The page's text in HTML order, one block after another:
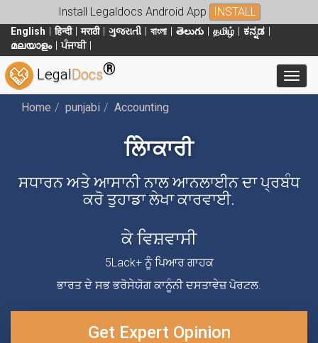
Install Legaldocs Android App INSTALL
English हिन्दी मराठी ગુજરાતી বাংলা తెలుగు தமிழ்
ಕನ್ನಡ
മലയാളം
ਪੰਜਾਬੀ
LegalDocs®
Home punjabi Accounting
ਲੇਿਾਕਾਰੀ
ਸਧਾਰਨ ਅਤੇ ਆਸਾਨੀ ਨਾਲ ਆਨਲਾਈਨ ਦਾ ਪ੍ਰਬੰਧ
ਕਰੋ ਤੁਹਾਡਾ ਲੇਖਾ ਕਾਰਵਾਈ.
ਕੇ ਵਿਸ਼ਵਾਸੀ
5Lack+ ਨੂੰ ਪਿਆਰ ਗਾਹਕ
ਭਾਰਤ ਦੇ ਸਭ ਭਰੋਸੇਯੋਗ ਕਾਨੂੰਨੀ ਦਸਤਾਵੇਜ਼ ਪੋਰਟਲ.
Get Expert Opinion